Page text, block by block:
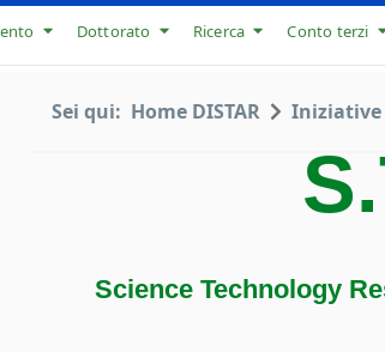
Dottorato Ricerca Conto terzi
Sei qui: Home DISTAR Iniziative
Science Technology